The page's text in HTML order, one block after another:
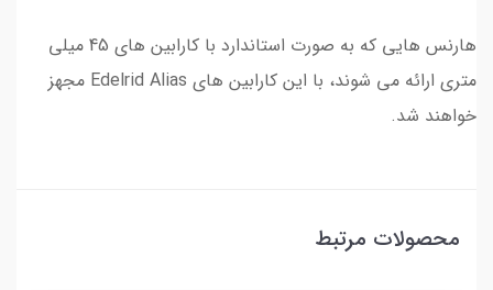
هارنس هایی که به صورت استاندارد با کارابین های 45 میلی
متری ارائه می شوند، با این کارابین های Edelrid Alias مجهز
خواهند شد.
محصولات مرتبط